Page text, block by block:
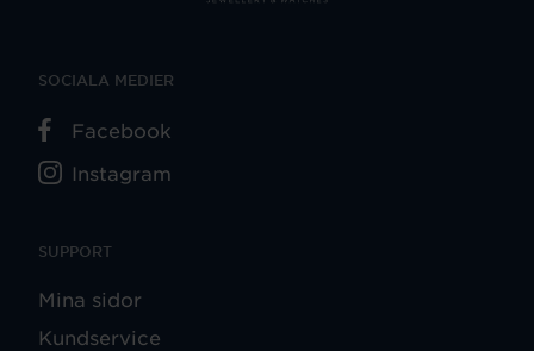
SUPPORT
Mina sidor
Kundservice
SOCIALA MEDIER
Facebook
Instagram